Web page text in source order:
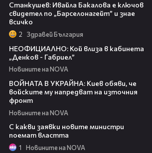
Станкушев: Ивайла Бакалова е ключов
свидетел по „Барселонагейт” и знае
всичко
2 Здравей България
НЕОФИЦИАЛНО: Кой влиза в кабинета
„Денков - Габриел”
Новините на NOVA
ВОЙНАТА В УКРАЙНА: Киев обяви, че
войските му напредват на източния
фронт
Новините на NOVA
С какви заявки новите министри
поемат властта
1 Новините на NOVA